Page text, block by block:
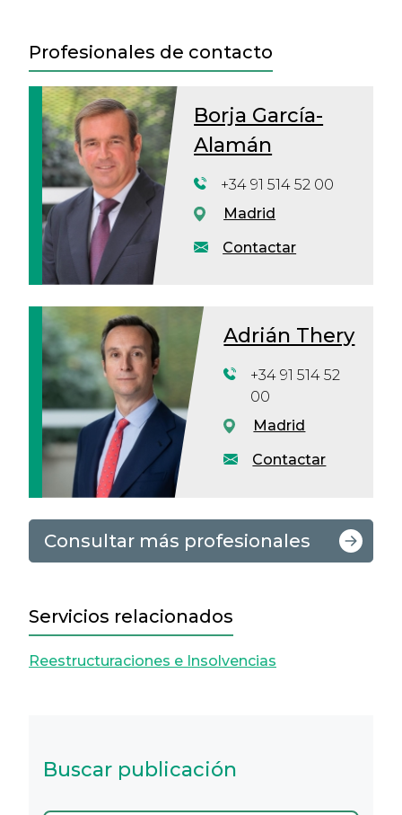
Profesionales de contacto
Borja García-
Alamán
Contactar
+34 91 514 52 00
Madrid
Adrián Thery
Contactar
+34 91 514 52
00
Madrid
Consultar más profesionales
Servicios relacionados
Reestructuraciones e Insolvencias
Buscar publicación